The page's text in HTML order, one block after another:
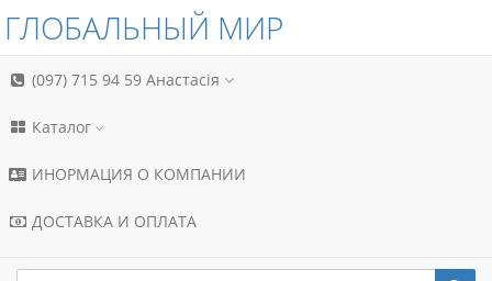
ГЛОБАЛЬНЫЙ МИР
(097) 715 94 59 Анастасія
Каталог
ИНОРМАЦИЯ О КОМПАНИИ
ДОСТАВКА И ОПЛАТА